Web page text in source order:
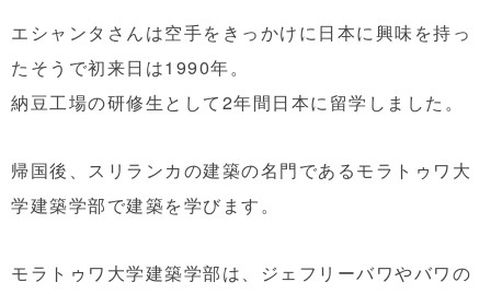
エシャンタさんは空手をきっかけに日本に興味を持っ
たそうで初来日は1990年。
納豆工場の研修生として2年間日本に留学しました。
帰国後、スリランカの建築の名門であるモラトゥワ大
学建築学部で建築を学びます。
モラトゥワ大学建築学部は、ジェフリーバワやバワの